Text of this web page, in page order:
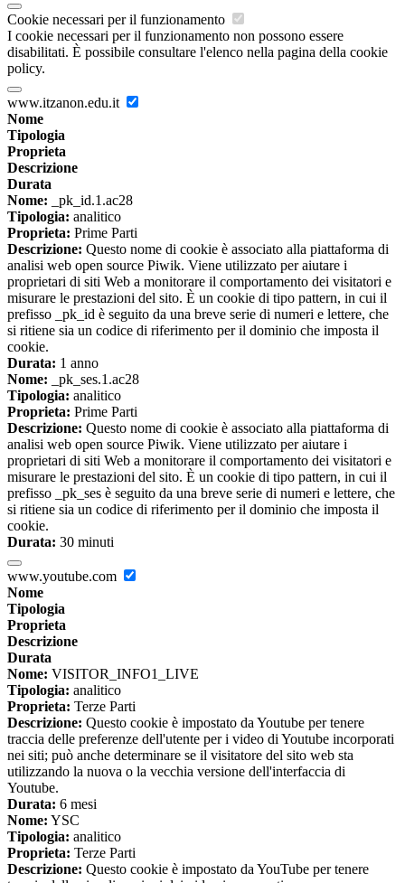
Cookie necessari per il funzionamento
I cookie necessari per il funzionamento non possono essere
disabilitati. È possibile consultare l'elenco nella pagina della cookie
policy.
www.itzanon.edu.it
Nome
Tipologia
Proprieta
Descrizione
Durata
Nome: _pk_id.1.ac28
Tipologia: analitico
Proprieta: Prime Parti
Descrizione: Questo nome di cookie è associato alla piattaforma di
analisi web open source Piwik. Viene utilizzato per aiutare i
proprietari di siti Web a monitorare il comportamento dei visitatori e
misurare le prestazioni del sito. È un cookie di tipo pattern, in cui il
prefisso _pk_id è seguito da una breve serie di numeri e lettere, che
si ritiene sia un codice di riferimento per il dominio che imposta il
cookie.
Durata: 1 anno
Nome: _pk_ses.1.ac28
Tipologia: analitico
Proprieta: Prime Parti
Descrizione: Questo nome di cookie è associato alla piattaforma di
analisi web open source Piwik. Viene utilizzato per aiutare i
proprietari di siti Web a monitorare il comportamento dei visitatori e
misurare le prestazioni del sito. È un cookie di tipo pattern, in cui il
prefisso _pk_ses è seguito da una breve serie di numeri e lettere, che
si ritiene sia un codice di riferimento per il dominio che imposta il
cookie.
Durata: 30 minuti
www.youtube.com
Nome
Tipologia
Proprieta
Descrizione
Durata
Nome: VISITOR_INFO1_LIVE
Tipologia: analitico
Proprieta: Terze Parti
Descrizione: Questo cookie è impostato da Youtube per tenere
traccia delle preferenze dell'utente per i video di Youtube incorporati
nei siti; può anche determinare se il visitatore del sito web sta
utilizzando la nuova o la vecchia versione dell'interfaccia di
Youtube.
Durata: 6 mesi
Nome: YSC
Tipologia: analitico
Proprieta: Terze Parti
Descrizione: Questo cookie è impostato da YouTube per tenere